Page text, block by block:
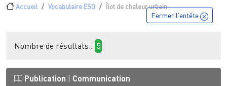
Fil d'Ariane
Accueil Vocabulaire ESO Îlot de chaleur urbain
Fermer l'entête
Nombre de résultats : 5
Publication Communication